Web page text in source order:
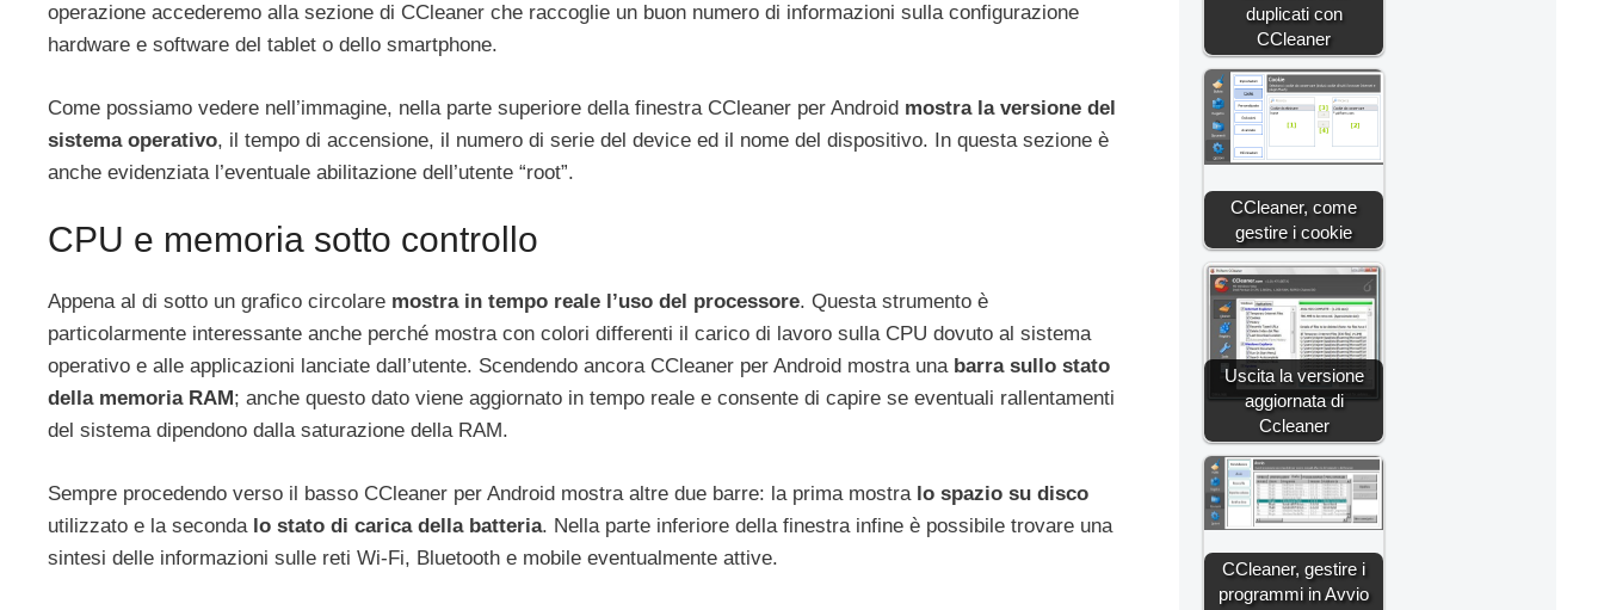
operazione accederemo alla sezione di CCleaner che raccoglie un buon numero di informazioni sulla configurazione
hardware e software del tablet o dello smartphone.
Come possiamo vedere nell’immagine, nella parte superiore della finestra CCleaner per Android mostra la versione del
sistema operativo, il tempo di accensione, il numero di serie del device ed il nome del dispositivo. In questa sezione è
anche evidenziata l’eventuale abilitazione dell’utente “root”.
CPU e memoria sotto controllo
Appena al di sotto un grafico circolare mostra in tempo reale l’uso del processore. Questa strumento è
particolarmente interessante anche perché mostra con colori differenti il carico di lavoro sulla CPU dovuto al sistema
operativo e alle applicazioni lanciate dall’utente. Scendendo ancora CCleaner per Android mostra una barra sullo stato
della memoria RAM ; anche questo dato viene aggiornato in tempo reale e consente di capire se eventuali rallentamenti
del sistema dipendono dalla saturazione della RAM.
Sempre procedendo verso il basso CCleaner per Android mostra altre due barre: la prima mostra lo spazio su disco
utilizzato e la seconda lo stato di carica della batteria. Nella parte inferiore della finestra infine è possibile trovare una
sintesi delle informazioni sulle reti Wi-Fi, Bluetooth e mobile eventualmente attive.
duplicati con
CCleaner
CCleaner, come
gestire i cookie
Uscita la versione
aggiornata di
Ccleaner
CCleaner, gestire i
programmi in Avvio